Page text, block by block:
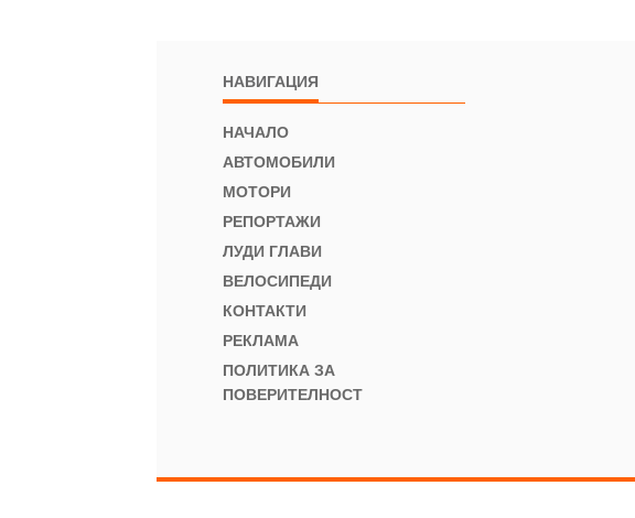
НАВИГАЦИЯ
НАЧАЛО
АВТОМОБИЛИ
МОТОРИ
РЕПОРТАЖИ
ЛУДИ ГЛАВИ
ВЕЛОСИПЕДИ
КОНТАКТИ
РЕКЛАМА
ПОЛИТИКА ЗА
ПОВЕРИТЕЛНОСТ